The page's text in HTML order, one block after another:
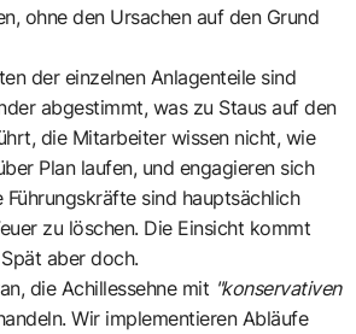
ohne den Ursachen auf den Grund
der einzelnen Anlagenteile sind
abgestimmt, was zu Staus auf den
die Mitarbeiter wissen nicht, wie
Plan laufen, und engagieren sich
sind hauptsächlich
zu löschen. Die Einsicht kommt
aber doch.
die Achillessehne mit "konservativen
Wir implementieren Abläufe